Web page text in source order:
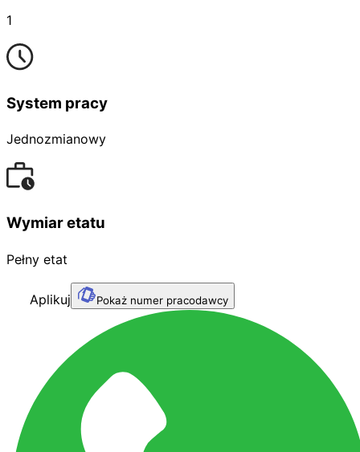
1
System pracy
Jednozmianowy
Wymiar etatu
Pełny etat
Aplikuj Pokaż numer pracodawcy